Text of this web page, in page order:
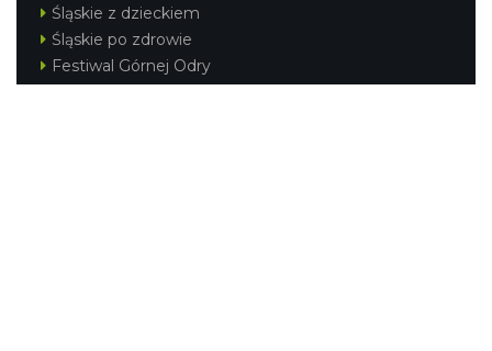
Śląskie z dzieckiem
Śląskie po zdrowie
Festiwal Górnej Odry